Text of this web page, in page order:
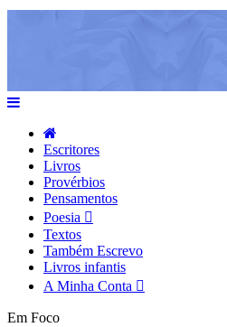
Escritores
Livros
Provérbios
Pensamentos
Poesia
Textos
Também Escrevo
Livros infantis
A Minha Conta
Em Foco